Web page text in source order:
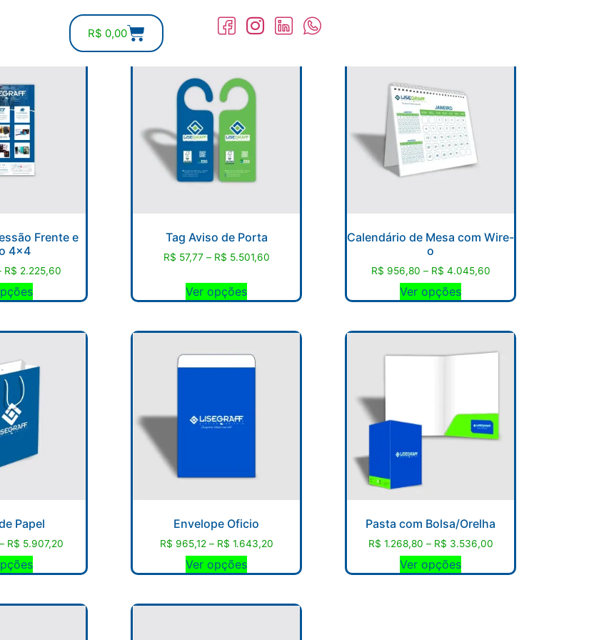
R$ 0,00
COMPRE ON-LINE
Frente e
4×4
R$ 2.225,60
Tag Aviso de Porta
R$ 57,77 – R$ 5.501,60
Ver opções
Calendário de Mesa com Wire-
o
R$ 956,80 – R$ 4.045,60
Ver opções
Papel
– R$ 5.907,20
Envelope Oficio
R$ 965,12 – R$ 1.643,20
Ver opções
Pasta com Bolsa/Orelha
R$ 1.268,80 – R$ 3.536,00
Ver opções